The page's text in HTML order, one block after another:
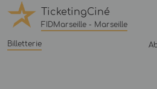
TicketingCiné
FIDMarseille - Marseille
Billetterie